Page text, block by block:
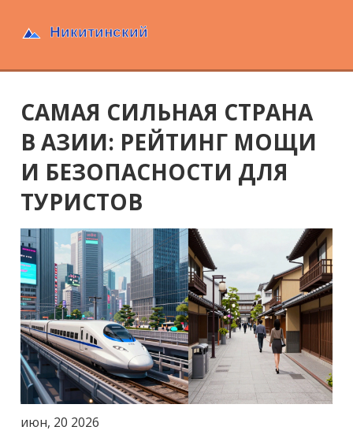
САМАЯ СИЛЬНАЯ СТРАНА
В АЗИИ: РЕЙТИНГ МОЩИ
И БЕЗОПАСНОСТИ ДЛЯ
ТУРИСТОВ
июн, 20 2026